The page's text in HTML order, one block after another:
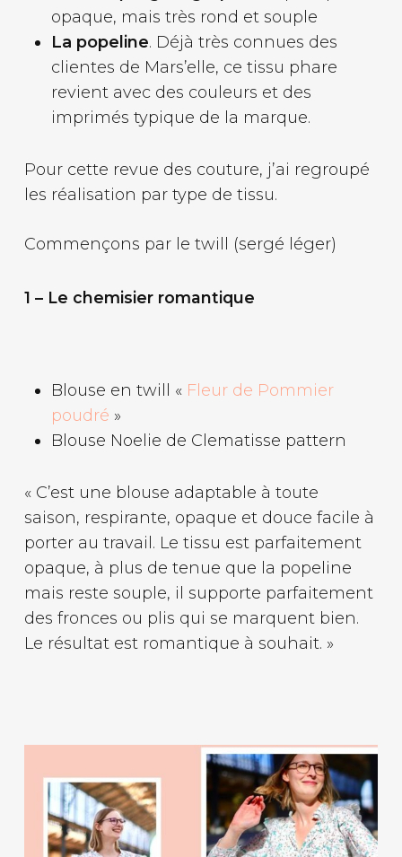
opaque, mais très rond et souple
La popeline. Déjà très connues des
clientes de Mars’elle, ce tissu phare
revient avec des couleurs et des
imprimés typique de la marque.
Pour cette revue des couture, j’ai regroupé
les réalisation par type de tissu.
Commençons par le twill (sergé léger)
1 – Le chemisier romantique
Blouse en twill « Fleur de Pommier
poudré »
Blouse Noelie de Clematisse pattern
« C’est une blouse adaptable à toute
saison, respirante, opaque et douce facile à
porter au travail. Le tissu est parfaitement
opaque, à plus de tenue que la popeline
mais reste souple, il supporte parfaitement
des fronces ou plis qui se marquent bien.
Le résultat est romantique à souhait. »